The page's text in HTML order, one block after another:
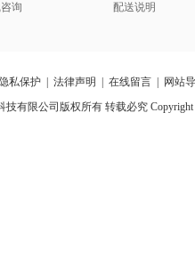
询
配送说明
隐私保护 法律声明 在线留言
网站
技有限公司版权所有 转载必究